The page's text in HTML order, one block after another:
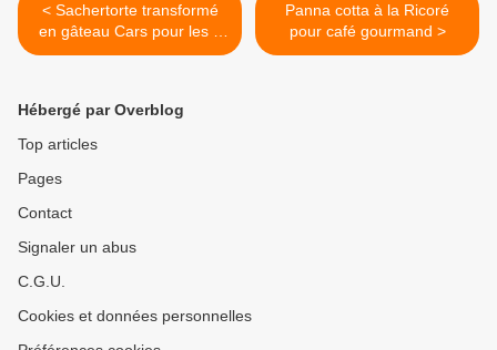
< Sachertorte transformé
en gâteau Cars pour les 9
ans d'Antoine
Panna cotta à la Ricoré
pour café gourmand >
Hébergé par Overblog
Top articles
Pages
Contact
Signaler un abus
C.G.U.
Cookies et données personnelles